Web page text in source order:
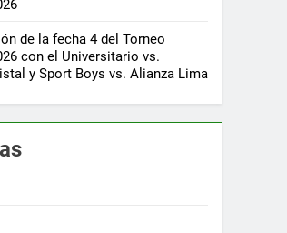
de la fecha 4 del Torneo
con el Universitario vs.
y Sport Boys vs. Alianza Lima